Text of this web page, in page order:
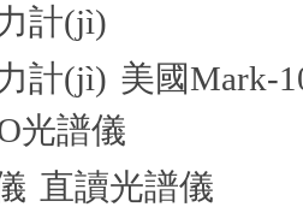
計(jì)
計(jì) 美國Mark-
光譜儀
直讀光譜儀